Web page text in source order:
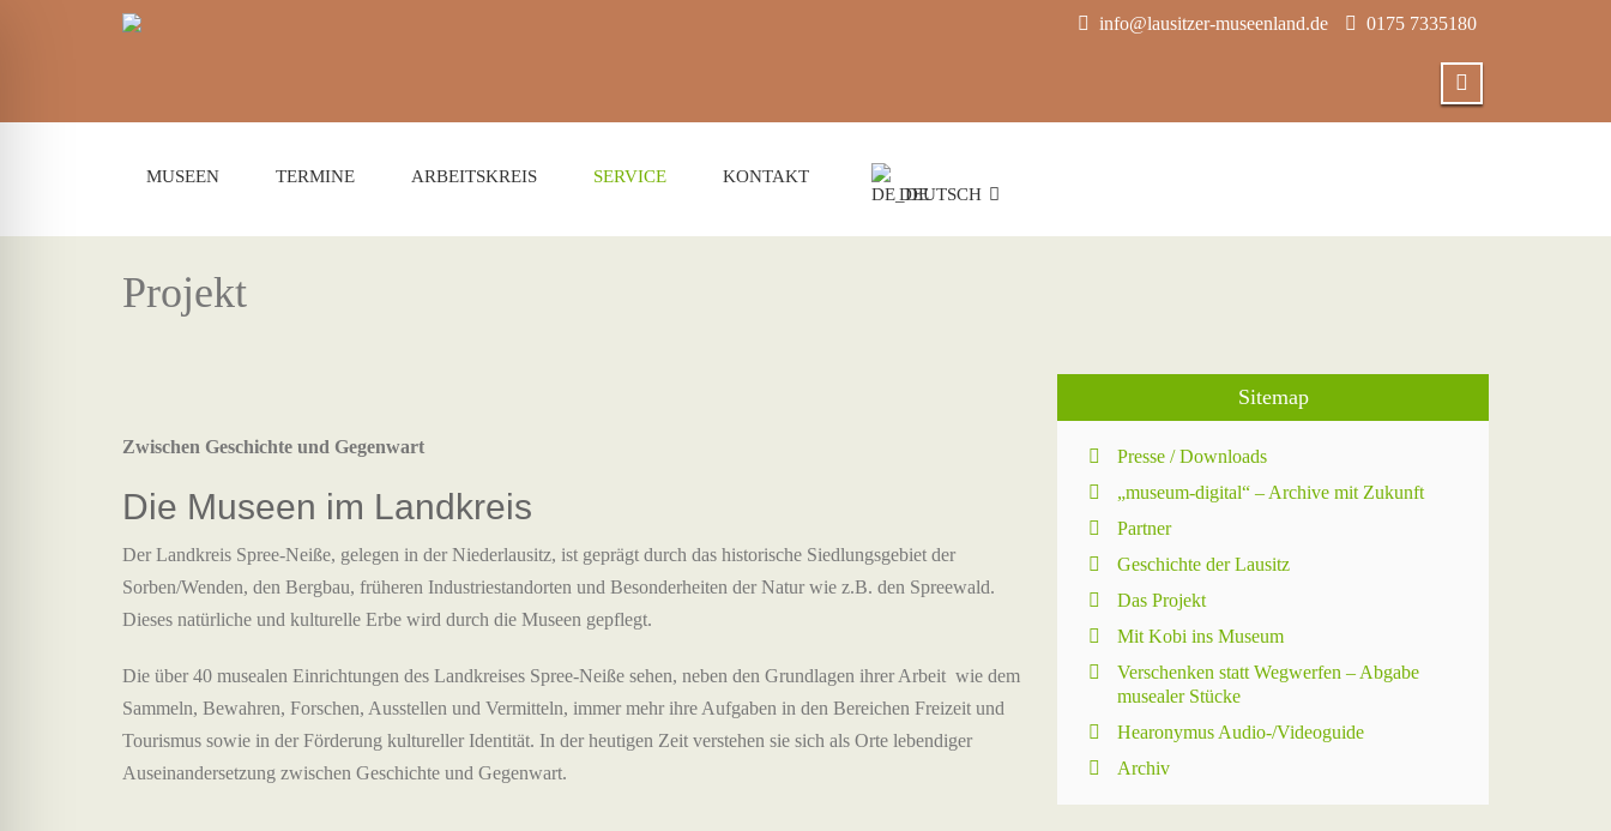
info@lausitzer-museenland.de 0175 7335180
MUSEEN TERMINE ARBEITSKREIS SERVICE
KONTAKT
DEUTSCH
Projekt
Zwischen Geschichte und Gegenwart
Die Museen im Landkreis
Der Landkreis Spree-Neiße, gelegen in der Niederlausitz, ist geprägt durch das historische Siedlungsgebiet der
Sorben/Wenden, den Bergbau, früheren Industriestandorten und Besonderheiten der Natur wie z.B. den Spreewald.
Dieses natürliche und kulturelle Erbe wird durch die Museen gepflegt.
Die über 40 musealen Einrichtungen des Landkreises Spree-Neiße sehen, neben den Grundlagen ihrer Arbeit wie dem
Sammeln, Bewahren, Forschen, Ausstellen und Vermitteln, immer mehr ihre Aufgaben in den Bereichen Freizeit und
Tourismus sowie in der Förderung kultureller Identität. In der heutigen Zeit verstehen sie sich als Orte lebendiger
Auseinandersetzung zwischen Geschichte und Gegenwart.
Sitemap
Presse / Downloads
„museum-digital“ – Archive mit Zukunft
Partner
Geschichte der Lausitz
Das Projekt
Mit Kobi ins Museum
Verschenken statt Wegwerfen – Abgabe
musealer Stücke
Hearonymus Audio-/Videoguide
Archiv